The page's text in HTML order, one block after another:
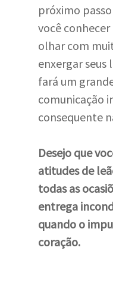
próximo
você
olhar com
enxergar seus
fará um
comunicação
consequente
Desejo que
atitudes de
todas as
entrega
quando o
coração.